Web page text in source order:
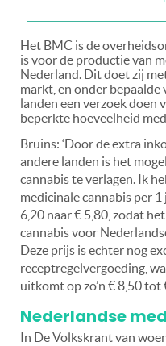
Het BMC is de
is voor de productie van
Nederland. Dit doet zij
markt, en onder
landen een verzoek doen
beperkte hoeveelheid
Bruins: ‘Door de extra
andere landen is het
cannabis te verlagen. Ik
medicinale cannabis per
6,20 naar € 5,80, zodat
cannabis voor
Deze prijs is echter nog
receptregelvergoeding,
uitkomt op zo’n € 8,50 tot
Nederlandse
In De Volkskrant van